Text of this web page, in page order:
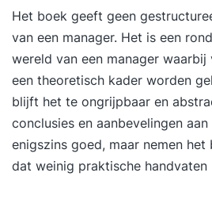
Het boek geeft geen
van een manager. Het is een
wereld van een manager waarbij
een theoretisch kader worden
blijft het te ongrijpbaar en
conclusies en aanbevelingen
enigszins goed, maar nemen het
dat weinig praktische